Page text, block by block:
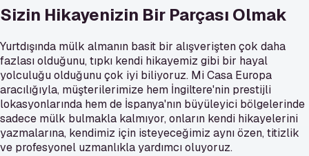
Sizin Hikayenizin Bir Parçası Olmak
Yurtdışında mülk almanın basit bir alışverişten çok daha
fazlası olduğunu, tıpkı kendi hikayemiz gibi bir hayal
yolculuğu olduğunu çok iyi biliyoruz. Mi Casa Europa
aracılığıyla, müşterilerimize hem İngiltere'nin prestijli
lokasyonlarında hem de İspanya'nın büyüleyici bölgelerinde
sadece mülk bulmakla kalmıyor, onların kendi hikayelerini
yazmalarına, kendimiz için isteyeceğimiz aynı özen, titizlik
ve profesyonel uzmanlıkla yardımcı oluyoruz.